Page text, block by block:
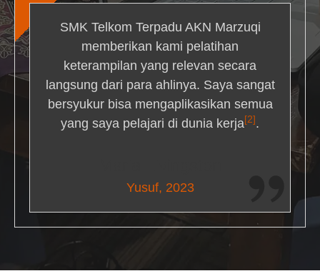
SMK Telkom Terpadu AKN Marzuqi
memberikan kami pelatihan
keterampilan yang relevan secara
langsung dari para ahlinya. Saya sangat
bersyukur bisa mengaplikasikan semua
yang saya pelajari di dunia kerja[2] .
Yusuf, 2023